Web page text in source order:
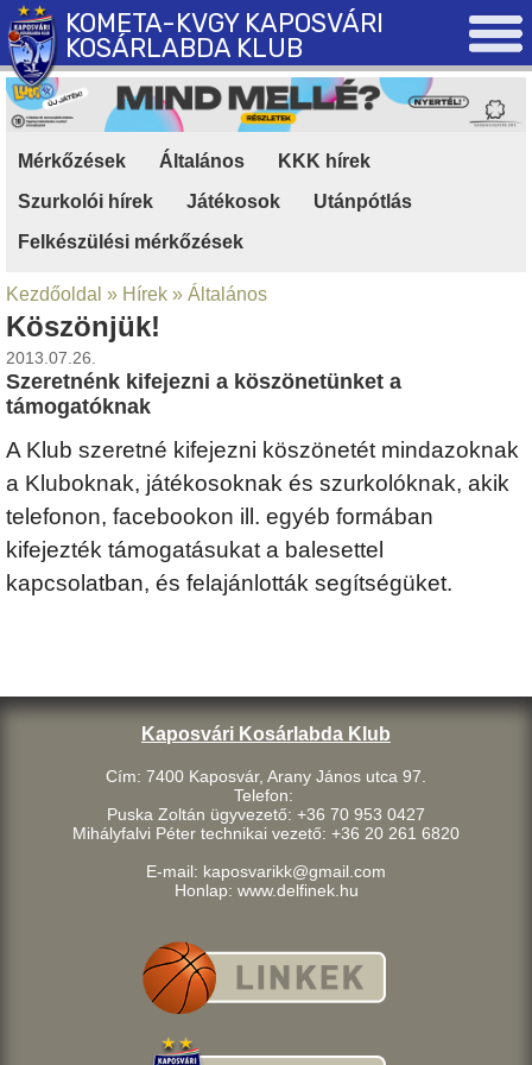
KOMETA-KVGY KAPOSVÁRI
KOSÁRLABDA KLUB
Mérkőzések Általános KKK hírek
Szurkolói hírek
Játékosok Utánpótlás
Felkészülési mérkőzések
Kezdőoldal » Hírek » Általános
Köszönjük!
2013.07.26.
Szeretnénk kifejezni a köszönetünket a
támogatóknak
A Klub szeretné kifejezni köszönetét mindazoknak
a Kluboknak, játékosoknak és szurkolóknak, akik
telefonon, facebookon ill. egyéb formában
kifejezték támogatásukat a balesettel
kapcsolatban, és felajánlották segítségüket.
Kaposvári Kosárlabda Klub
Cím: 7400 Kaposvár, Arany János utca 97.
Telefon:
Puska Zoltán ügyvezető: +36 70 953 0427
Mihályfalvi Péter technikai vezető: +36 20 261 6820
E-mail: kaposvarikk@gmail.com
Honlap: www.delfinek.hu